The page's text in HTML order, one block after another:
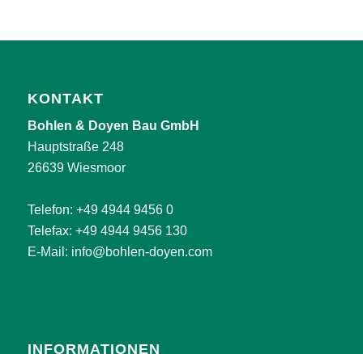
KONTAKT
Bohlen & Doyen Bau GmbH
Hauptstraße 248
26639 Wiesmoor
Telefon: +49 4944 9456 0
Telefax: +49 4944 9456 130
E-Mail: info@bohlen-doyen.com
INFORMATIONEN